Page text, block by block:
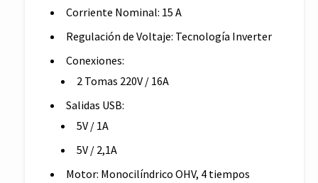
Corriente Nominal: 15 A
Regulación de Voltaje: Tecnología Inverter
Conexiones:
2 Tomas 220V / 16A
Salidas USB:
5V / 1A
5V / 2,1A
Motor: Monocilíndrico OHV, 4 tiempos